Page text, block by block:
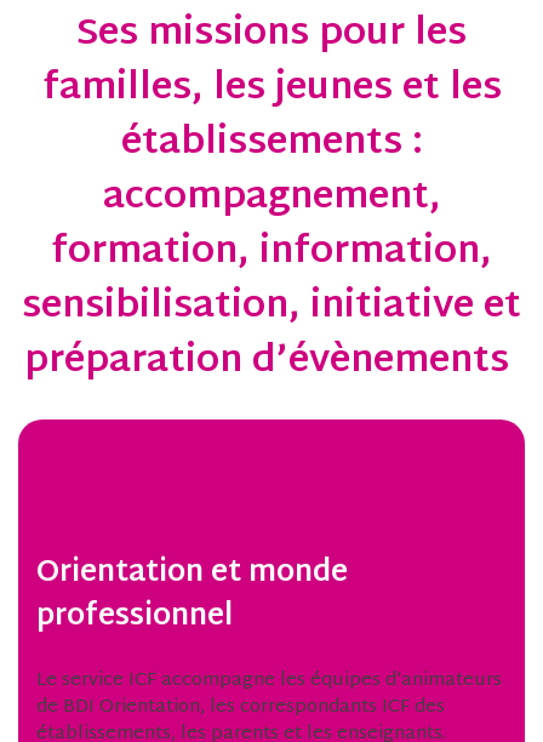
Ses missions pour les
familles, les jeunes et les
établissements :
accompagnement,
formation, information,
sensibilisation, initiative et
préparation d’évènements
Orientation et monde
professionnel
Le service ICF accompagne les équipes d’animateurs
de BDI Orientation, les correspondants ICF des
établissements, les parents et les enseignants.